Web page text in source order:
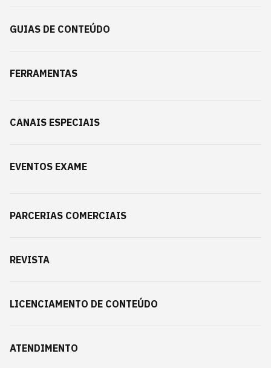
GUIAS DE CONTEÚDO
FERRAMENTAS
CANAIS ESPECIAIS
EVENTOS EXAME
PARCERIAS COMERCIAIS
REVISTA
LICENCIAMENTO DE CONTEÚDO
ATENDIMENTO